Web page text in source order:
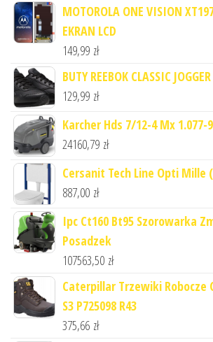
MOTOROLA ONE VISION
EKRAN LCD
149,99 zł
BUTY REEBOK CLASSIC
129,99 zł
Karcher Hds 7/12-4 Mx 1.077-
24160,79 zł
Cersanit Tech Line Opti Mille
887,00 zł
Ipc Ct160 Bt95 Szorowarka
Posadzek
107563,50 zł
Caterpillar Trzewiki Robocze
S3 P725098 R43
375,66 zł